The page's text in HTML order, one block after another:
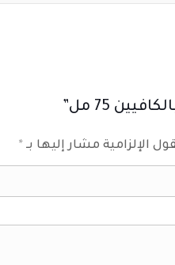
75 مل”
الإلزامية مشار إليها بـ *